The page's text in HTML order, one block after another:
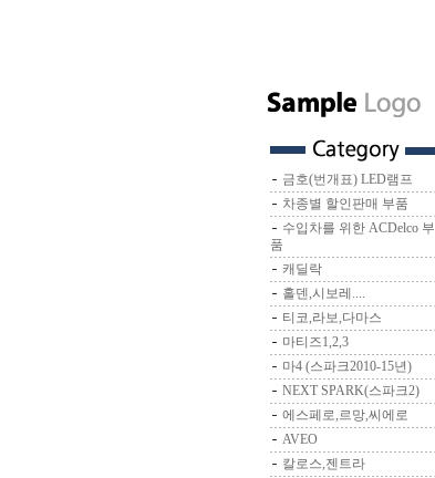
금호(번개표) LED램프
차종별 할인판매 부품
수입차를 위한 ACDelco 부
품
캐딜락
홀덴,시보레....
티코,라보,다마스
마티즈1,2,3
마4 (스파크2010-15년)
NEXT SPARK(스파크2)
에스페로,르망,씨에로
AVEO
칼로스,젠트라